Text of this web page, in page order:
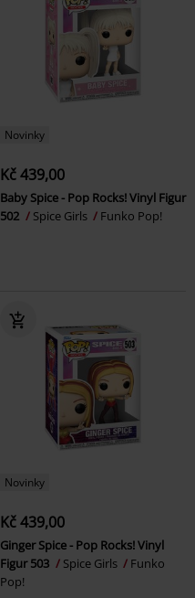
Novinky
Kč 439,00
Baby Spice - Pop Rocks! Vinyl Figur
502
Spice Girls Funko Pop!
Novinky
Kč 439,00
Ginger Spice - Pop Rocks! Vinyl
Figur 503
Spice Girls
Funko
Pop!